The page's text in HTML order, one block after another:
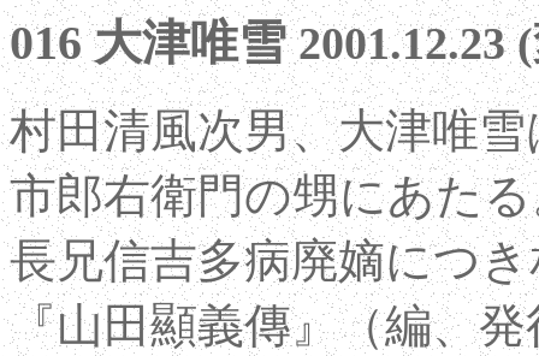
016 大津唯雪2001.12.23
村田清風次男、大津唯
市郎右衛門の甥にあた
長兄信吉多病廃嫡につ
『山田顯義傳』（編、